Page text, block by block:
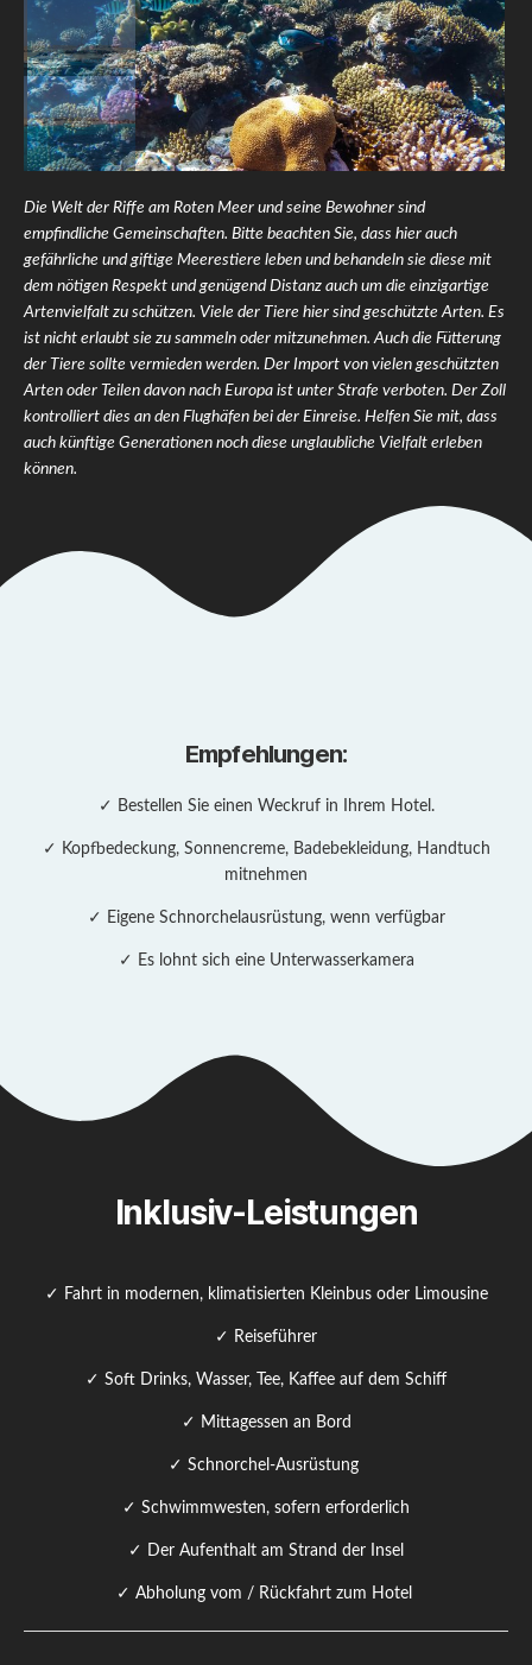
Die Welt der Riffe am Roten Meer und seine Bewohner sind
empfindliche Gemeinschaften. Bitte beachten Sie, dass hier auch
gefährliche und giftige Meerestiere leben und behandeln sie diese mit
dem nötigen Respekt und genügend Distanz auch um die einzigartige
Artenvielfalt zu schützen. Viele der Tiere hier sind geschützte Arten. Es
ist nicht erlaubt sie zu sammeln oder mitzunehmen. Auch die Fütterung
der Tiere sollte vermieden werden. Der Import von vielen geschützten
Arten oder Teilen davon nach Europa ist unter Strafe verboten. Der Zoll
kontrolliert dies an den Flughäfen bei der Einreise. Helfen Sie mit, dass
auch künftige Generationen noch diese unglaubliche Vielfalt erleben
können.
Empfehlungen:
✓ Bestellen Sie einen Weckruf in Ihrem Hotel.
✓ Kopfbedeckung, Sonnencreme, Badebekleidung, Handtuch
mitnehmen
✓ Eigene Schnorchelausrüstung, wenn verfügbar
✓ Es lohnt sich eine Unterwasserkamera
Inklusiv-Leistungen
✓ Fahrt in modernen, klimatisierten Kleinbus oder Limousine
✓ Reiseführer
✓ Soft Drinks, Wasser, Tee, Kaffee auf dem Schiff
✓ Mittagessen an Bord
✓ Schnorchel-Ausrüstung
✓ Schwimmwesten, sofern erforderlich
✓ Der Aufenthalt am Strand der Insel
✓ Abholung vom / Rückfahrt zum Hotel